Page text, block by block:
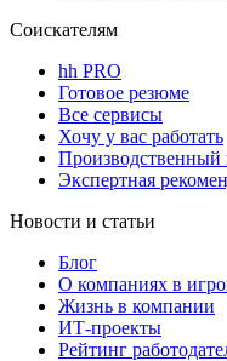
Соискателям
hh PRO
Готовое резюме
Все сервисы
Хочу у вас работать
Производственный
Экспертная
Новости и статьи
Блог
О компаниях в
Жизнь в компании
ИТ-проекты
Рейтинг